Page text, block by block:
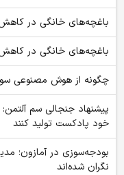
باغچه‌های خانگی در کاهش
باغچه‌های خانگی در کاهش
چگونه از هوش مصنوعی
پیشنهاد جنجالی سم
خود پادکست تولید کنند
بودجه‌سوزی در آمازون؛
نگران شده‌اند